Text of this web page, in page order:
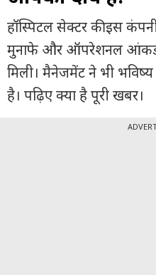
वीडियो
ट्रेंडिंग
बिजनेस
न्यूज
हॉस्पिटल सेक्टर की इस
मुनाफे और ऑपरेशनल
मिली। मैनेजमेंट ने भी
है। पढ़िए क्या है पूरी खबर।